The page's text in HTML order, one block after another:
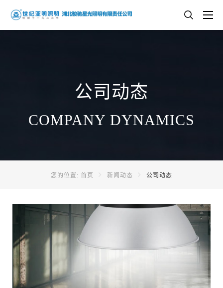
公司动态
COMPANY DYNAMICS
您的位置:首页 新闻动态 公司动态